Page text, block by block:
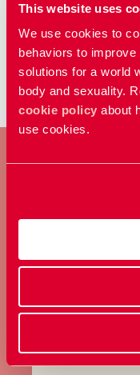
This website uses
We use cookies to
behaviors to
solutions for a world
body and sexuality.
cookie policy about
use cookies.
gratis app för
vänner eller
ombud ...
Cafékvällar
cafékväll men
tid! Vidare till
DigiVi.nu Gå
1 ...
Ta